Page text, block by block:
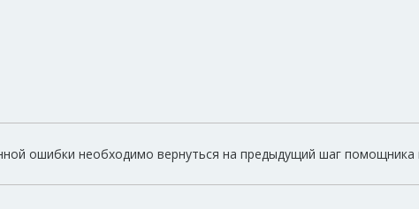
ошибки необходимо вернуться на предыдущий шаг помощника